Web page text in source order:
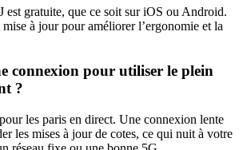
est gratuite, que ce soit sur iOS ou Android.
à jour pour améliorer l’ergonomie et la
connexion pour utiliser le plein
?
les paris en direct. Une connexion lente
les mises à jour de cotes, ce qui nuit à votre